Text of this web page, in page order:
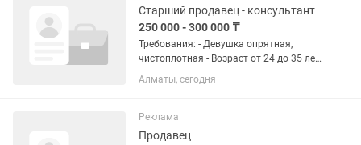
Старший продавец - консультант
250 000 - 300 000 ₸
Требования: - Девушка опрятная,
чистоплотная - Возраст от 24 до 35 лет
- Коммуникабельный, позитивный,
всегда с хорошим настроением
Алматы, сегодня
Реклама
Продавец